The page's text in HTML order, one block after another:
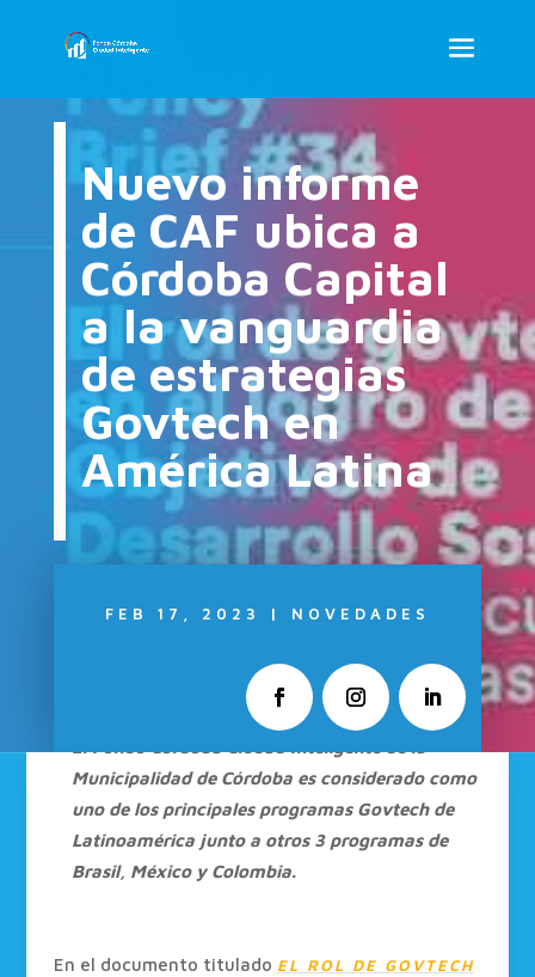
Nuevo informe
de CAF ubica a
Córdoba Capital
a la vanguardia
de estrategias
Govtech en
América Latina
FEB 17, 2023 | NOVEDADES
El Fondo Córdoba Ciudad Inteligente de la
Municipalidad de Córdoba es considerado como
uno de los principales programas Govtech de
Latinoamérica junto a otros 3 programas de
Brasil, México y Colombia.
En el documento titulado EL ROL DE GOVTECH